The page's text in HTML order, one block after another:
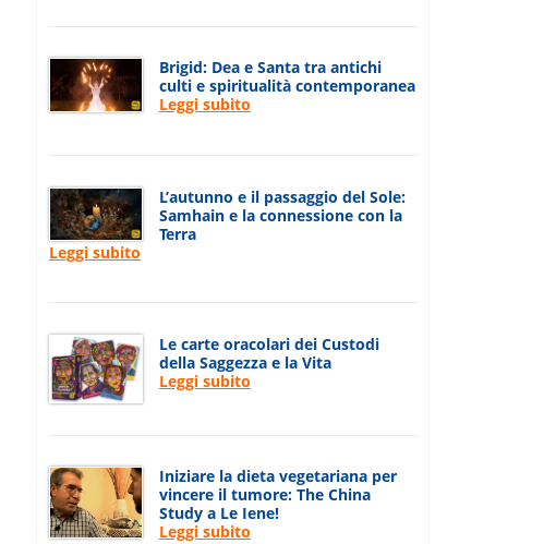
Brigid: Dea e Santa tra antichi
culti e spiritualità contemporanea
Leggi subito
L’autunno e il passaggio del Sole:
Samhain e la connessione con la
Terra
Leggi subito
Le carte oracolari dei Custodi
della Saggezza e la Vita
Leggi subito
Iniziare la dieta vegetariana per
vincere il tumore: The China
Study a Le Iene!
Leggi subito